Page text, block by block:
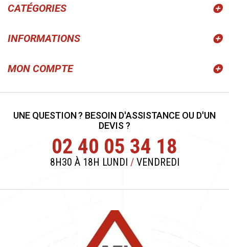
CATÉGORIES
INFORMATIONS
MON COMPTE
UNE QUESTION ? BESOIN D'ASSISTANCE OU D'UN
DEVIS ?
02 40 05 34 18
8H30 À 18H LUNDI /VENDREDI